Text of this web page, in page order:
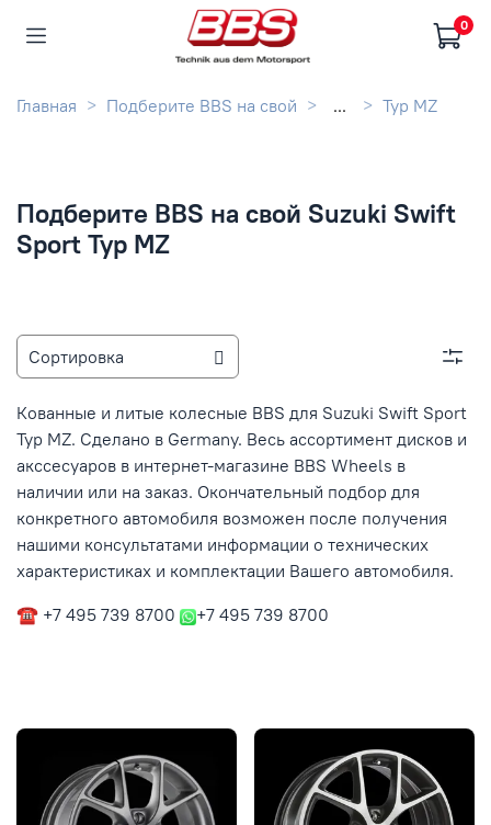
0
Главная Подберите BBS на свой ... Typ MZ
Подберите BBS на свой Suzuki Swift
Sport Typ MZ
Кованные и литые колесные BBS для Suzuki Swift Sport
Typ MZ. Сделано в Germany. Весь ассортимент дисков и
акссесуаров в интернет-магазине BBS Wheels в
наличии или на заказ. Окончательный подбор для
конкретного автомобиля возможен после получения
нашими консультатами информации о технических
характеристиках и комплектации Вашего автомобиля.
☎ +7 495 739 8700
+7 495 739 8700